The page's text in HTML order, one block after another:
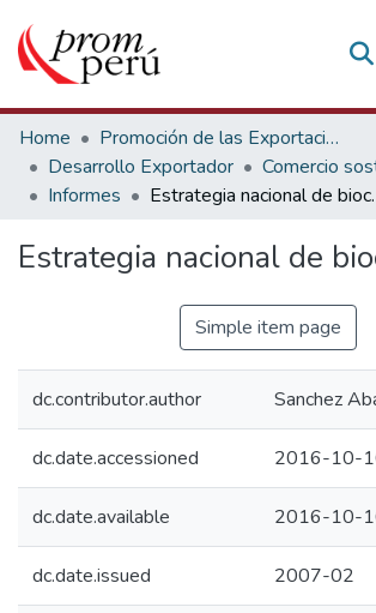
Communities & Collections
All of DSpace
Statistics
Home
Promoción de las Exportaciones
Desarrollo Exportador
Comercio
Informes
Estrategia nacional de
Simple item page
dc.contributor.author Sanchez
dc.date.accessioned 2016-10-
dc.date.available 2016-10-
dc.date.issued 2007-02